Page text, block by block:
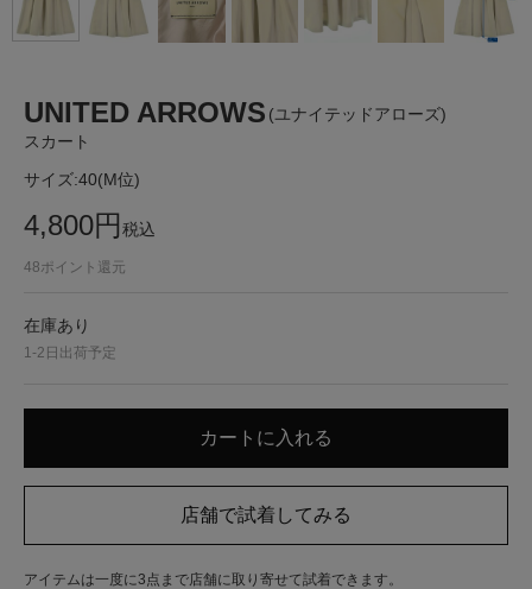
UNITED ARROWS (ユナイテッドアローズ)
スカート
サイズ:40(M位)
4,800円税込
48ポイント還元
在庫あり
1-2日出荷予定
アイテムは一度に3点まで店舗に取り寄せて試着できます。